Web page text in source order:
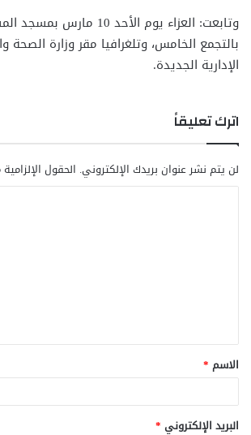
وتابعت: العزاء يوم الأحد 10
بالتجمع الخامس، وتلغرافيا مقر وزارة الصحة
الإدارية الجديدة.
اترك تعليقاً
لن يتم نشر عنوان بريدك الإلكتروني. الحقول
ق
*
الاسم *
البريد الإلكتروني *